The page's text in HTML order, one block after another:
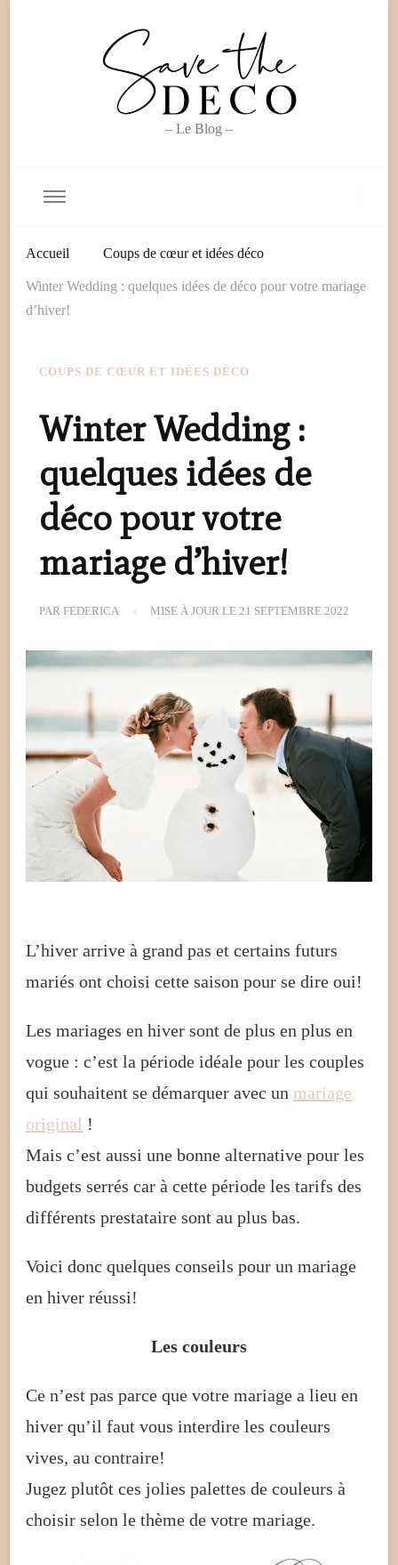
– Le Blog –
Accueil Coups de cœur et idées déco
Winter Wedding : quelques idées de déco pour votre mariage
d’hiver!
COUPS DE CŒUR ET IDÉES DÉCO
Winter Wedding :
quelques idées de
déco pour votre
mariage d’hiver!
PAR FEDERICA MISE À JOUR LE 21 SEPTEMBRE 2022
L’hiver arrive à grand pas et certains futurs
mariés ont choisi cette saison pour se dire oui!
Les mariages en hiver sont de plus en plus en
vogue : c’est la période idéale pour les couples
qui souhaitent se démarquer avec un mariage
original !
Mais c’est aussi une bonne alternative pour les
budgets serrés car à cette période les tarifs des
différents prestataire sont au plus bas.
Voici donc quelques conseils pour un mariage
en hiver réussi!
Les couleurs
Ce n’est pas parce que votre mariage a lieu en
hiver qu’il faut vous interdire les couleurs
vives, au contraire!
Jugez plutôt ces jolies palettes de couleurs à
choisir selon le thème de votre mariage.